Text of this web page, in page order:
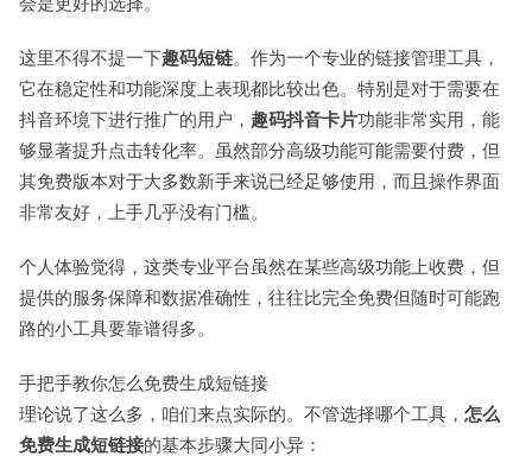
这里不得不提一下趣码短链。作为一个专业的链接管理工具，
它在稳定性和功能深度上表现都比较出色。特别是对于需要在
抖音环境下进行推广的用户， 趣码抖音卡片功能非常实用，能
够显著提升点击转化率。虽然部分高级功能可能需要付费，但
其免费版本对于大多数新手来说已经足够使用，而且操作界面
非常友好，上手几乎没有门槛。
个人体验觉得，这类专业平台虽然在某些高级功能上收费，但
提供的服务保障和数据准确性，往往比完全免费但随时可能跑
路的小工具要靠谱得多。
手把手教你怎么免费生成短链接
理论说了这么多，咱们来点实际的。不管选择哪个工具， 怎么
免费生成短链接的基本步骤大同小异：